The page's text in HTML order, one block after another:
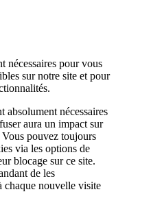
nécessaires pour vous
sur notre site et pour
absolument nécessaires
aura un impact sur
pouvez toujours
via les options de
blocage sur ce site.
de les
chaque nouvelle visite